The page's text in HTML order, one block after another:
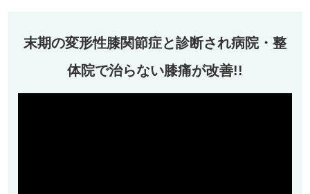
末期の変形性膝関節症と診断され病院・整
体院で治らない膝痛が改善!!